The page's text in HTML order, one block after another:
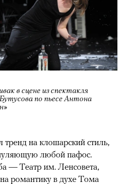
в сцене из спектакля
по пьесе Антона
на клошарский стиль,
любой пафос.
— Театр им. Ленсовета,
романтику в духе Тома